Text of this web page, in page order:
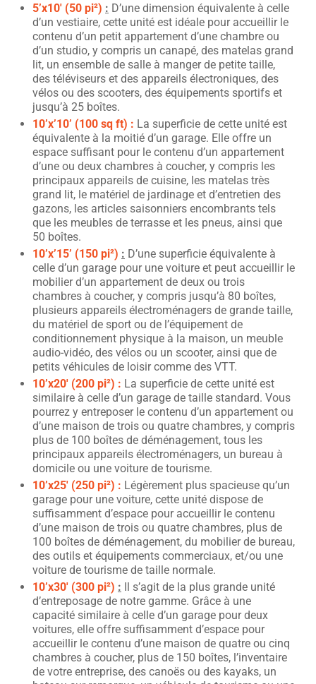
5’x10′ (50 pi²) : D’une dimension équivalente à celle
d’un vestiaire, cette unité est idéale pour accueillir le
contenu d’un petit appartement d’une chambre ou
d’un studio, y compris un canapé, des matelas grand
lit, un ensemble de salle à manger de petite taille,
des téléviseurs et des appareils électroniques, des
vélos ou des scooters, des équipements sportifs et
jusqu’à 25 boîtes.
10’x’10’ (100 sq ft) : La superficie de cette unité est
équivalente à la moitié d’un garage. Elle offre un
espace suffisant pour le contenu d’un appartement
d’une ou deux chambres à coucher, y compris les
principaux appareils de cuisine, les matelas très
grand lit, le matériel de jardinage et d’entretien des
gazons, les articles saisonniers encombrants tels
que les meubles de terrasse et les pneus, ainsi que
50 boîtes.
10’x’15’ (150 pi²) : D’une superficie équivalente à
celle d’un garage pour une voiture et peut accueillir le
mobilier d’un appartement de deux ou trois
chambres à coucher, y compris jusqu’à 80 boîtes,
plusieurs appareils électroménagers de grande taille,
du matériel de sport ou de l’équipement de
conditionnement physique à la maison, un meuble
audio-vidéo, des vélos ou un scooter, ainsi que de
petits véhicules de loisir comme des VTT.
10’x20′ (200 pi²) : La superficie de cette unité est
similaire à celle d’un garage de taille standard. Vous
pourrez y entreposer le contenu d’un appartement ou
d’une maison de trois ou quatre chambres, y compris
plus de 100 boîtes de déménagement, tous les
principaux appareils électroménagers, un bureau à
domicile ou une voiture de tourisme.
10’x25′ (250 pi²) : Légèrement plus spacieuse qu’un
garage pour une voiture, cette unité dispose de
suffisamment d’espace pour accueillir le contenu
d’une maison de trois ou quatre chambres, plus de
100 boîtes de déménagement, du mobilier de bureau,
des outils et équipements commerciaux, et/ou une
voiture de tourisme de taille normale.
10’x30′ (300 pi²) : Il s’agit de la plus grande unité
d’entreposage de notre gamme. Grâce à une
capacité similaire à celle d’un garage pour deux
voitures, elle offre suffisamment d’espace pour
accueillir le contenu d’une maison de quatre ou cinq
chambres à coucher, plus de 150 boîtes, l’inventaire
de votre entreprise, des canoës ou des kayaks, un